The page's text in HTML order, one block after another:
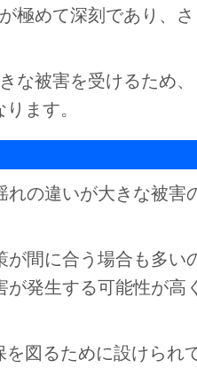
極めて深刻であり、
被害を受けるため、
ます。
の違いが大きな被害
間に合う場合も多い
が発生する可能性が高
図るために設けられ